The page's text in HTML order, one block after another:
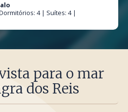
4 | Suítes: 4 |
para o mar
dos Reis